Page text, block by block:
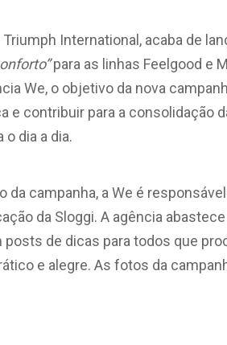
International, acaba de
para as linhas Feelgood e
We, o objetivo da nova
e contribuir para a consolidação
o dia a dia.
da campanha, a We é
da Sloggi. A agência
de dicas para todos que
e alegre. As fotos da